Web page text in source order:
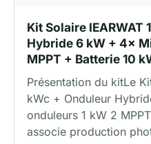
Kit Solaire IEARWAT
Hybride 6 kW + 4×
MPPT + Batterie 10
Présentation du kitLe
kWc + Onduleur
onduleurs 1 kW 2
associe production